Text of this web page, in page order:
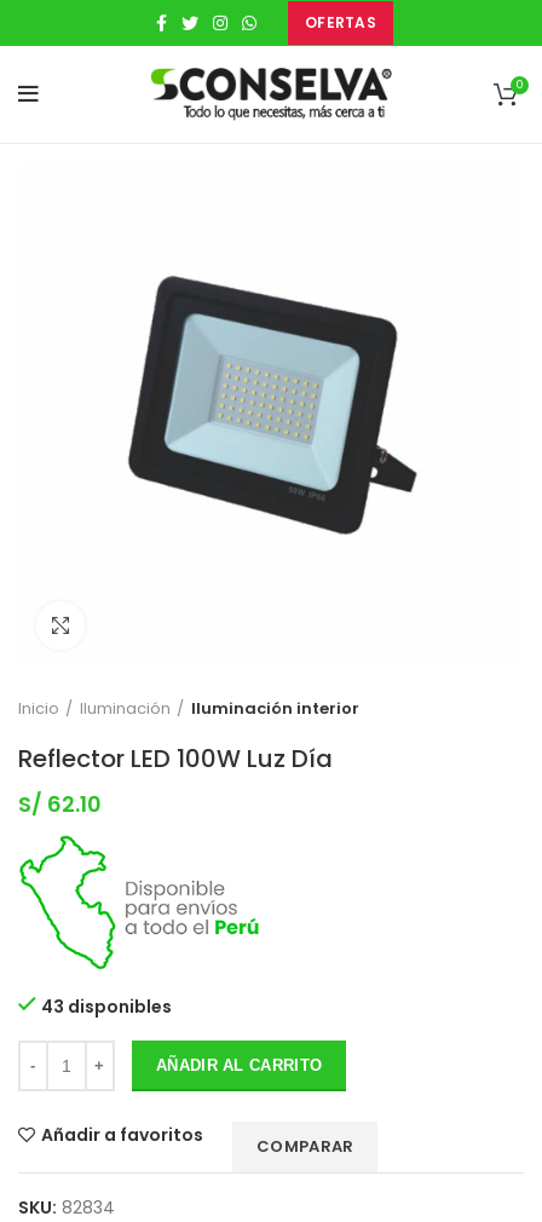
OFERTAS
0
Inicio Iluminación Iluminación interior
Reflector LED 100W Luz Día
S/ 62.10
43 disponibles
AÑADIR AL CARRITO
Añadir a favoritos COMPARAR
SKU: 82834